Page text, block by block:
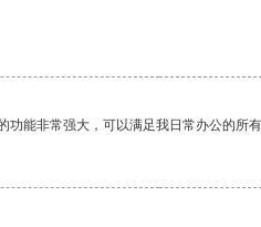
能非常强大，可以满足我日常办公的所